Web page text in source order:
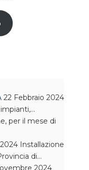
22 Febbraio 2024
per il mese di
Installazione
di…
2024